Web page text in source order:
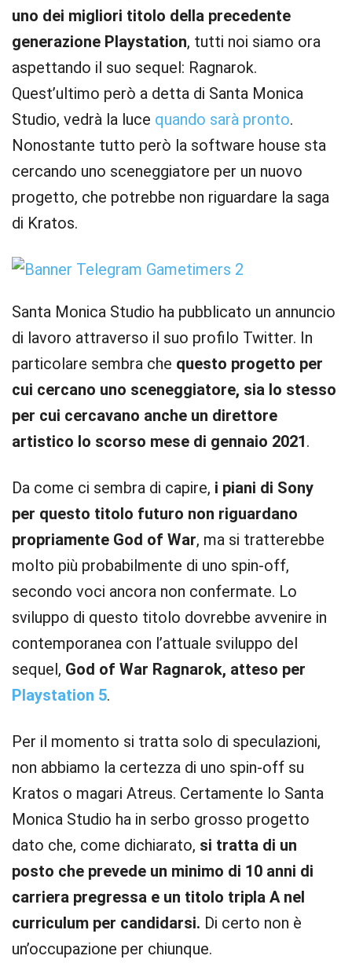
uno dei migliori titolo della precedente
generazione Playstation, tutti noi siamo ora
aspettando il suo sequel: Ragnarok.
Quest’ultimo però a detta di Santa Monica
Studio, vedrà la luce quando sarà pronto.
Nonostante tutto però la software house sta
cercando uno sceneggiatore per un nuovo
progetto, che potrebbe non riguardare la saga
di Kratos.
Santa Monica Studio ha pubblicato un annuncio
di lavoro attraverso il suo profilo Twitter. In
particolare sembra che questo progetto per
cui cercano uno sceneggiatore, sia lo stesso
per cui cercavano anche un direttore
artistico lo scorso mese di gennaio 2021.
Da come ci sembra di capire, i piani di Sony
per questo titolo futuro non riguardano
propriamente God of War, ma si tratterebbe
molto più probabilmente di uno spin-off,
secondo voci ancora non confermate. Lo
sviluppo di questo titolo dovrebbe avvenire in
contemporanea con l’attuale sviluppo del
sequel, God of War Ragnarok, atteso per
Playstation 5.
Per il momento si tratta solo di speculazioni,
non abbiamo la certezza di uno spin-off su
Kratos o magari Atreus. Certamente lo Santa
Monica Studio ha in serbo grosso progetto
dato che, come dichiarato, si tratta di un
posto che prevede un minimo di 10 anni di
carriera pregressa e un titolo tripla A nel
curriculum per candidarsi. Di certo non è
un’occupazione per chiunque.